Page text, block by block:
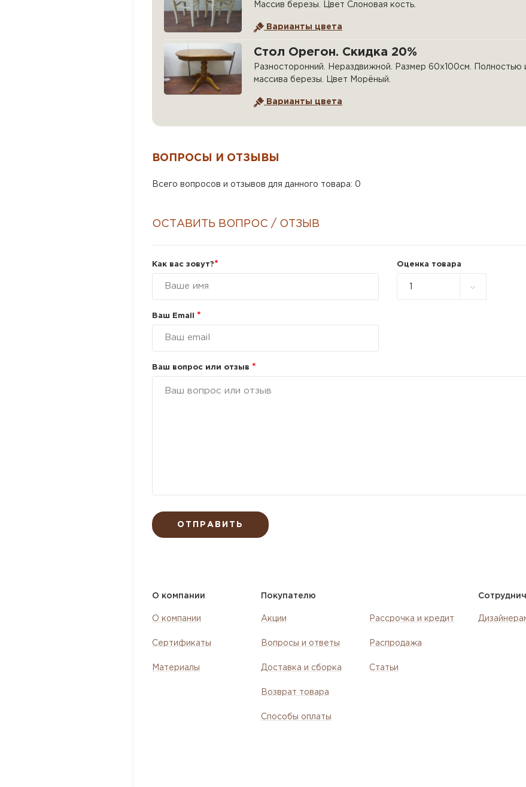
Массив березы. Цвет Слоновая кость.
Варианты цвета
Стол Орегон. Скидка 20%
Разносторонний. Нераздвижной. Размер 60х100см. Полностью
массива березы. Цвет Морёный.
Варианты цвета
ВОПРОСЫ И ОТЗЫВЫ
Всего вопросов и отзывов для данного товара: 0
ОСТАВИТЬ ВОПРОС / ОТЗЫВ
Как вас зовут?*
Ваш Email *
Оценка товара
Ваш вопрос или отзыв *
ОТПРАВИТЬ
О компании
О компании
Сертификаты
Материалы
Покупателю
Акции
Вопросы и ответы
Доставка и сборка
Возврат товара
Способы оплаты
Рассрочка и кредит
Распродажа
Статьи